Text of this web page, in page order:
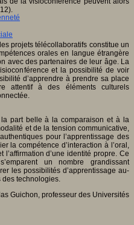
projets télécollaboratifs constitue un
orales en langue étrangère
avec des partenaires de leur âge. La
et la possibilité de voir
d’apprendre à prendre sa place
attentif à des éléments culturels
part belle à la comparaison et à la
et de la tension communicative,
pour l’apprentissage des
la compétence d’interaction à l’oral,
l’affirmation d’une identité propre. Ce
un nombre grandissant
les possibilités d’apprentissage au-
des technologies.
Guichon, professeur des Universités